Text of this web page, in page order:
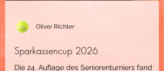
Oliver Richter